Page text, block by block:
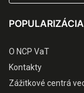
O NCP VaT
Kontakty
Zážitkové centrá